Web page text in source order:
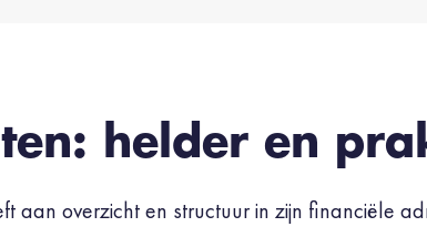
helder en
aan overzicht en structuur in zijn financiële